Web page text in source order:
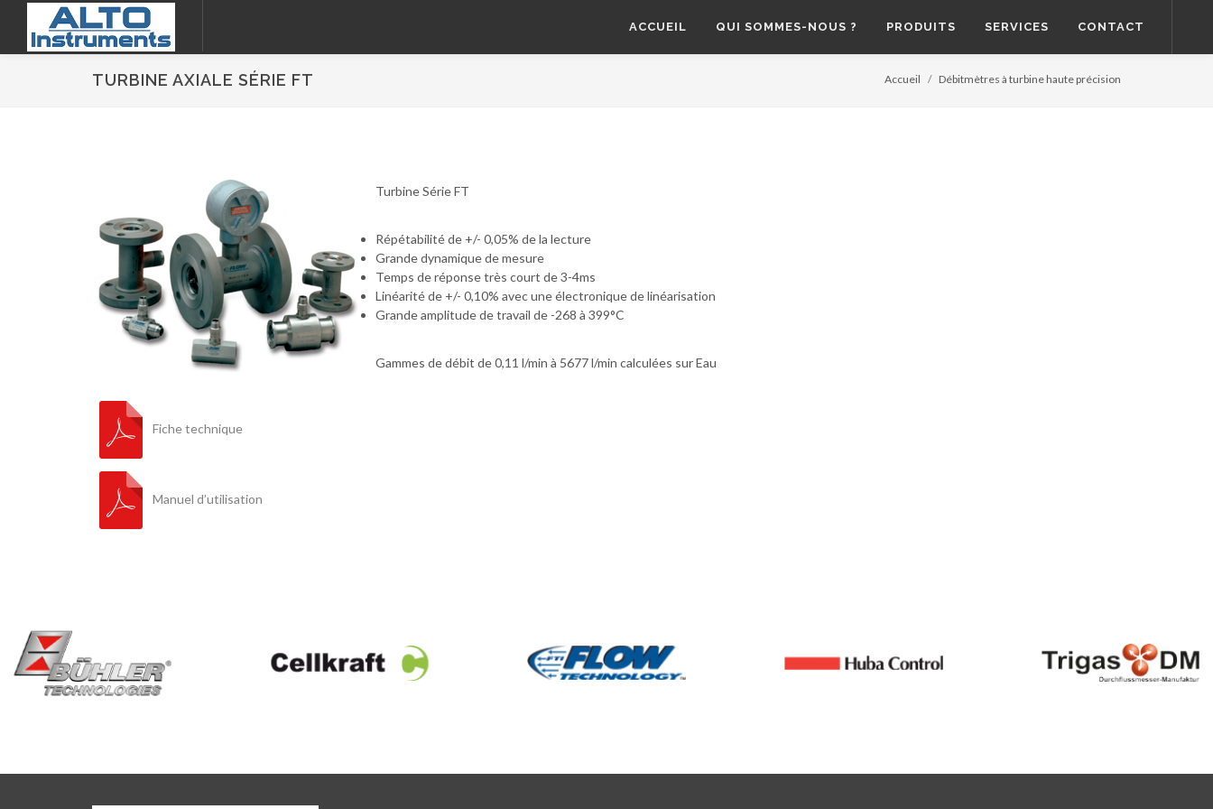
ACCUEIL QUI SOMMES-NOUS ? PRODUITS SERVICES CONTACT
TURBINE AXIALE SÉRIE FT Accueil Débitmètres à turbine haute précision
Turbine Série FT
Répétabilité de +/- 0,05% de la lecture
Grande dynamique de mesure
Temps de réponse très court de 3-4ms
Linéarité de +/- 0,10% avec une électronique de linéarisation
Grande amplitude de travail de -268 à 399°C
Gammes de débit de 0,11 l/min à 5677 l/min calculées sur Eau
Fiche technique
Manuel d’utilisation